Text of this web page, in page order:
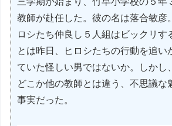
教師が赴任した。彼の名は落合敏彦
ロシたち仲良し５人組はビックリす
とは昨日、ヒロシたちの行動を追い
ていた怪しい男ではないか。しかし
どこか他の教師とは違う、不思議な
事実だった。